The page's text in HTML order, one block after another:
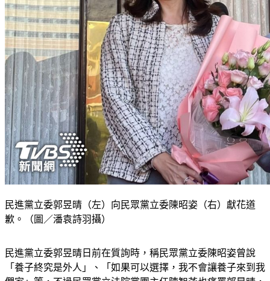
民進黨立委郭昱晴（左）向民眾黨立委陳昭姿（右）獻花道
歉。（圖／潘袁詩羽攝）
民進黨立委郭昱晴日前在質詢時，稱民眾黨立委陳昭姿曾說
「養子終究是外人」、「如果可以選擇，我不會讓養子來到我